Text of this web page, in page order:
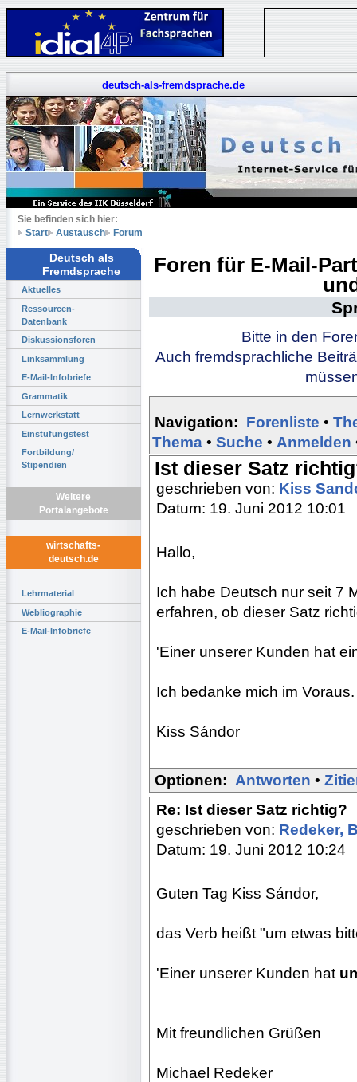
deutsch-als-fremdsprache.de
Sie befinden sich hier:
Start
Austausch Forum
Deutsch als
Fremdsprache
Aktuelles
Ressourcen-
Datenbank
Diskussionsforen
Linksammlung
E-Mail-Infobriefe
Grammatik
Lernwerkstatt
Einstufungstest
Fortbildung/
Stipendien
Weitere
Portalangebote
wirtschafts-
deutsch.de
Lehrmaterial
Webliographie
E-Mail-Infobriefe
Foren für E-Mail-
Bitte in den
Auch fremdsprachliche
Navigation: Forenliste •
Thema • Suche • Anmelden
Ist dieser Satz
geschrieben von: Kiss
Datum: 19. Juni 2012 10:01
Hallo,
Ich habe Deutsch nur seit 7
erfahren, ob dieser Satz
'Einer unserer Kunden hat
Ich bedanke mich im Voraus.
Kiss Sándor
Optionen: Antworten •
Re: Ist dieser Satz richtig?
geschrieben von: Redeker,
Datum: 19. Juni 2012 10:24
Guten Tag Kiss Sándor,
das Verb heißt "um etwas
'Einer unserer Kunden hat
Mit freundlichen Grüßen
Michael Redeker